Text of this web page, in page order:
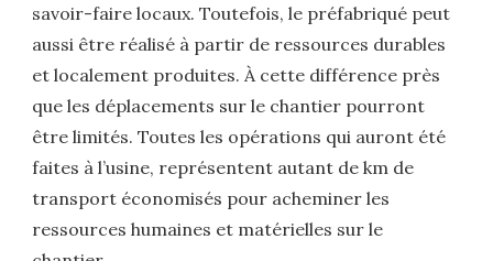
savoir-faire locaux. Toutefois, le préfabriqué peut
aussi être réalisé à partir de ressources durables
et localement produites. À cette différence près
que les déplacements sur le chantier pourront
être limités. Toutes les opérations qui auront été
faites à l’usine, représentent autant de km de
transport économisés pour acheminer les
ressources humaines et matérielles sur le